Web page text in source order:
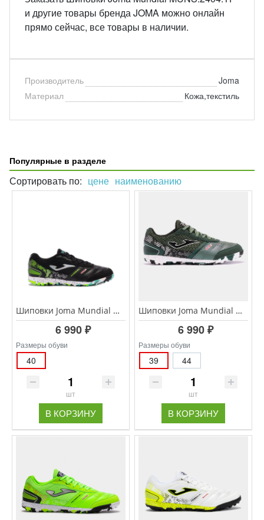
и другие товары бренда JOMA можно онлайн
прямо сейчас, все товары в наличии.
Производитель
Joma
Материал
Кожа,текстиль
Популярные в разделе
Сортировать по: цене наименованию
Шиповки Joma Mundial MUNS.2401.TF
6 990 ₽
Размеры обуви
40
шт
В КОРЗИНУ
Шиповки Joma Mundial MUNW.2423.TF
6 990 ₽
Размеры обуви
39 44
шт
В КОРЗИНУ